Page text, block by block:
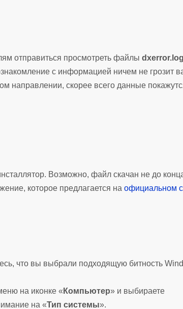
отправиться просмотреть файлы
с информацией ничем не грозит
направлении, скорее всего данные
Возможно, файл скачан не до
которое предлагается на официальном
что вы выбрали подходящую битность
на иконке « Компьютер» и выбираете
на «Тип системы».